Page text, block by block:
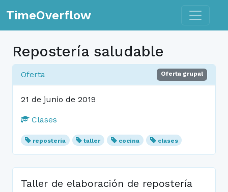
TimeOverflow Toggle
Repostería saludable
Oferta Oferta grupal
21 de junio de 2019
Clases
repostería taller cocina clases
Taller de elaboración de repostería